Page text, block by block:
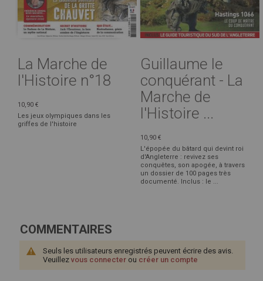
La Marche de
l'Histoire n°18
10,90 €
Les jeux olympiques dans les
griffes de l'histoire
Guillaume le
conquérant - La
Marche de
l'Histoire ...
10,90 €
L'épopée du bâtard qui devint roi
d'Angleterre : revivez ses
conquêtes, son apogée, à travers
un dossier de 100 pages très
documenté. Inclus : le ...
COMMENTAIRES
Seuls les utilisateurs enregistrés peuvent écrire des avis.
Veuillez vous connecter ou créer un compte